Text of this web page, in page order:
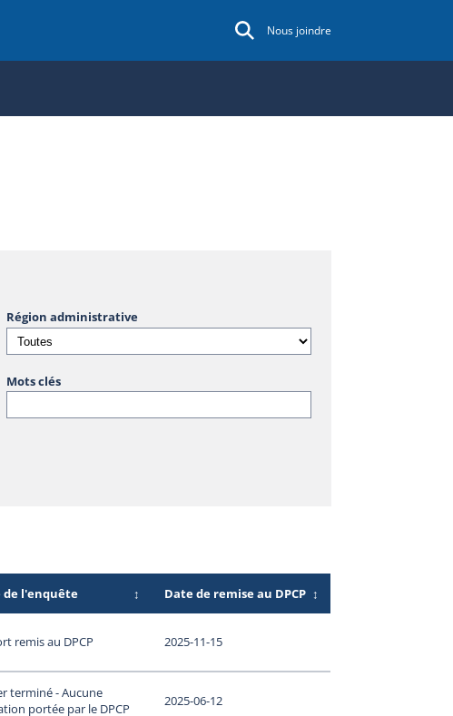
Nous joindre
Région administrative
Mots clés
de l'enquête ↕ Date de remise au DPCP ↕
remis au DPCP 2025-11-15
terminé - Aucune
portée par le DPCP
2025-06-12